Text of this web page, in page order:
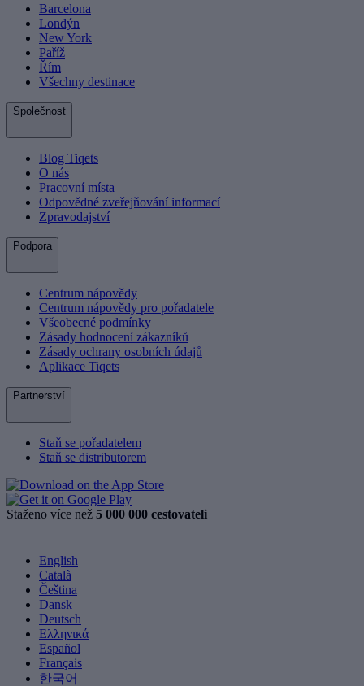
Barcelona
Londýn
New York
Paříž
Řím
Všechny destinace
Společnost
Blog Tiqets
O nás
Pracovní místa
Odpovědné zveřejňování informací
Zpravodajství
Podpora
Centrum nápovědy
Centrum nápovědy pro pořadatele
Všeobecné podmínky
Zásady hodnocení zákazníků
Zásady ochrany osobních údajů
Aplikace Tiqets
Partnerství
Staň se pořadatelem
Staň se distributorem
Staženo více než 5 000 000 cestovateli
English
Català
Čeština
Dansk
Deutsch
Ελληνικά
Español
Français
한국어